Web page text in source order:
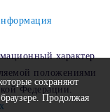
характер
положениями
Федерации.
сохраняют
Продолжая